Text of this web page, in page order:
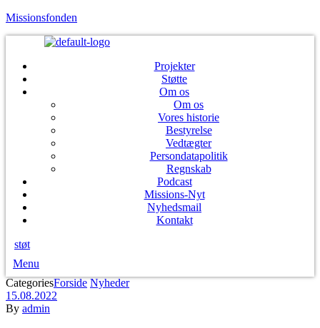
Missionsfonden
Projekter
Støtte
Om os
Om os
Vores historie
Bestyrelse
Vedtægter
Persondatapolitik
Regnskab
Podcast
Missions-Nyt
Nyhedsmail
Kontakt
støt
Menu
CategoriesForside Nyheder
15.08.2022
By admin